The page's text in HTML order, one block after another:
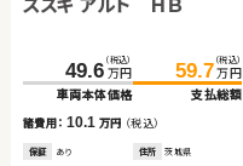
49.6 （税込）
万円
車両本体価格
59.7 （税込）
万円
支払総額
諸費用：10.1 万円 （税込）
保証 あり 住所 茨城県
199.7 （税込）
万円
車両本体価格
207.1 （税込）
万円
支払総額
諸費用：7.4万円（税込）
保証 なし 住所 岡山県
249.7 （税込）
万円
車両本体価格
258.5 （税込）
万円
支払総額
諸費用：8.8万円（税込）
保証 なし 住所 岡山県